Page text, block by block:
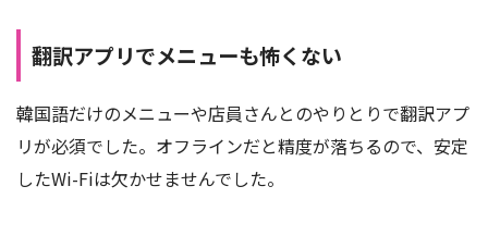
翻訳アプリでメニューも怖くない
韓国語だけのメニューや店員さんとのやりとりで翻訳アプ
リが必須でした。オフラインだと精度が落ちるので、安定
したWi-Fiは欠かせませんでした。